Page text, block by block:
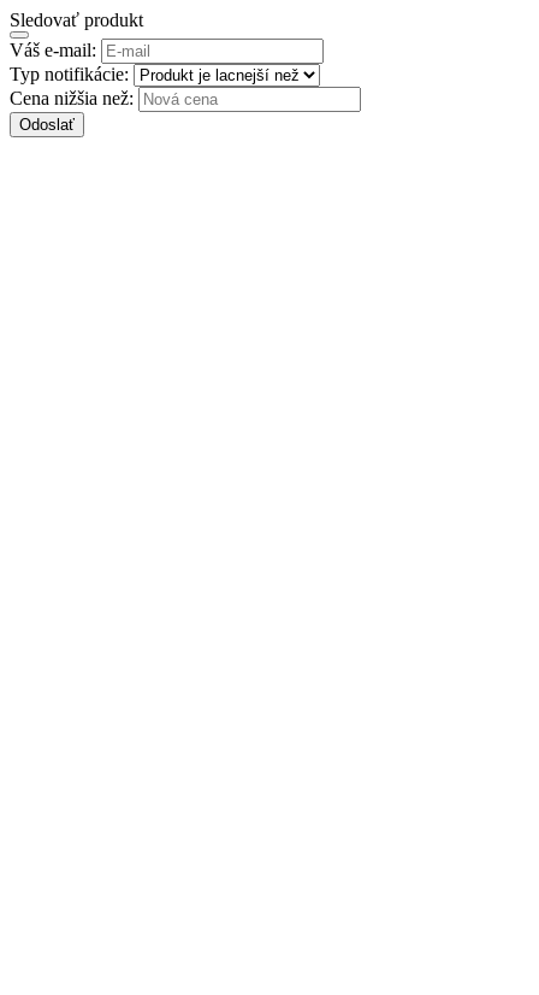
Sledovať produkt
Váš e-mail:
Typ notifikácie:
Cena nižšia než:
Odoslať